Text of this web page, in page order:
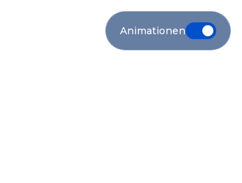
Animationen